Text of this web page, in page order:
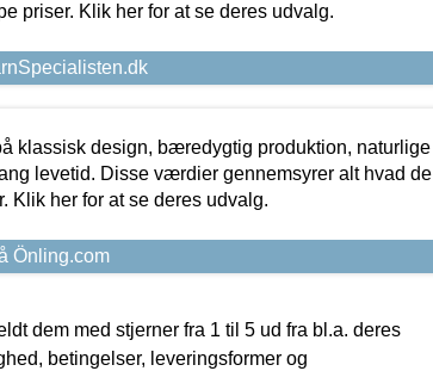
priser. Klik her for at se deres udvalg.
klassisk design, bæredygtig produktion, naturlige
levetid. Disse værdier gennemsyrer alt hvad de
Klik her for at se deres udvalg.
Önling.com
dem med stjerner fra 1 til 5 ud fra bl.a. deres
betingelser, leveringsformer og